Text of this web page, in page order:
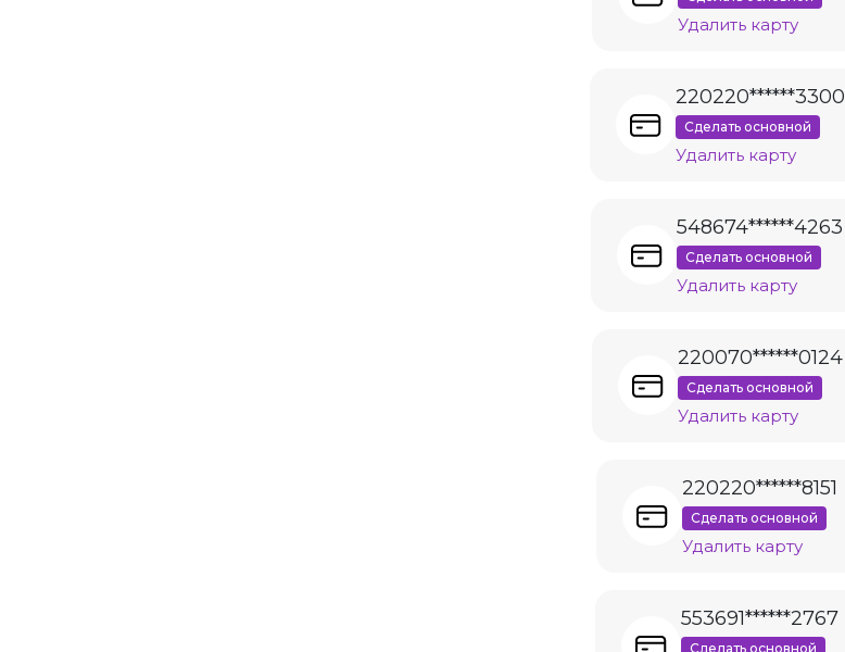
Удалить карту
220220******3300
Сделать основной
Удалить карту
548674******4263
Сделать основной
Удалить карту
220070******0124
Сделать основной
Удалить карту
220220******8151
Сделать основной
Удалить карту
553691******2767
Сделать основной